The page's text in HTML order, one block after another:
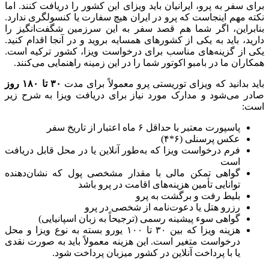
برای سفر به پرو، ایرانیان باید ویزای این کشور را دریافت کنند. اما
نکته مهم اینجاست که پرو در ایران هیچ سفارت یا کنسولگری ندارد.
بنابراین، اگر شما هم قصد سفر به این سرزمین شگفت‌انگیز را
دارید، باید به یکی از کشورهای همسایه بروید و در آنجا اقدام کنید.
یکی از گزینه‌های مناسب برای درخواست ویزا، کشور ترکیه است.
همکاران ما در بامبو اکوتور شما را در این زمینه راهنمایی می‌کنند.
باید بدانید که ویزای توریستی پرو معمولاً برای مدت ۳۰ تا ۱۸۰ روز
صادر می‌شود و مدارک مورد نیاز برای دریافت ویزا به شرح زیر
است:
پاسپورت معتبر با حداقل ۶ ماه اعتبار از تاریخ سفر
عکس پرسنلی (۶*۴)
فرم درخواست ویزا که به‌طور آنلاین یا در محل قابل دریافت
است
گواهی تمکن مالی با مقدار مشخصی پول که نشان‌دهنده
توانایی تأمین هزینه‌های اقامت در پرو باشد
بلیط رفت و برگشت به پرو
رزرو هتل یا دعوت‌نامه از شخصی در پرو
گواهی سوء پیشینه رسمی (ترجیحاً به زبان اسپانیایی)
هزینه ویزا که بین ۳۰ تا ۱۰۰ یورو بسته به نوع ویزا و محل
درخواست متغیر است. این هزینه معمولاً باید به صورت نقدی
یا با پرداخت آنلاین در کشور میزبان پرداخت شود.